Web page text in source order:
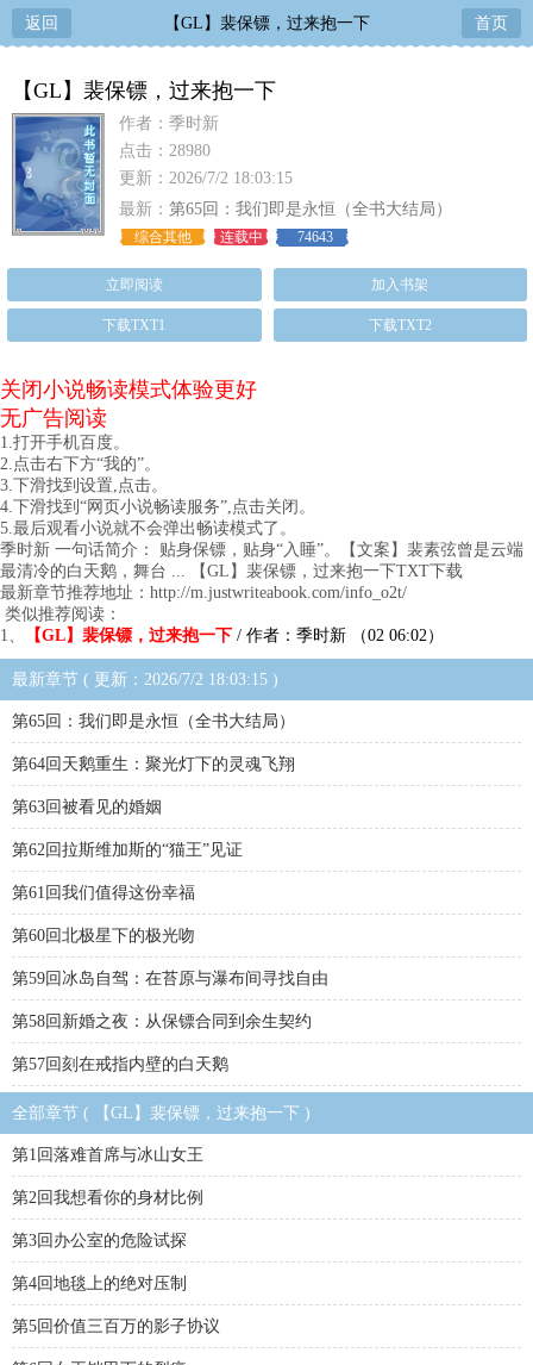
返回 【GL】裴保镖，过来抱一下 首页
【GL】裴保镖，过来抱一下
作者：季时新
点击：28980
更新：2026/7/2 18:03:15
最新： 第65回：我们即是永恒（全书大结局）
综合其他 连载中 74643
立即阅读 加入书架
下载TXT1 下载TXT2
关闭小说畅读模式体验更好
无广告阅读
1.打开手机百度。
2.点击右下方“我的”。
3.下滑找到设置,点击。
4.下滑找到“网页小说畅读服务”,点击关闭。
5.最后观看小说就不会弹出畅读模式了。
季时新 一句话简介： 贴身保镖，贴身“入睡”。【文案】裴素弦曾是云端
最清冷的白天鹅，舞台 ... 【GL】裴保镖，过来抱一下TXT下载
最新章节推荐地址：http://m.justwriteabook.com/info_o2t/
类似推荐阅读：
1、
【GL】裴保镖，过来抱一下 / 作者：季时新 （02 06:02）
最新章节 ( 更新：2026/7/2 18:03:15 )
第65回：我们即是永恒（全书大结局）
第64回天鹅重生：聚光灯下的灵魂飞翔
第63回被看见的婚姻
第62回拉斯维加斯的“猫王”见证
第61回我们值得这份幸福
第60回北极星下的极光吻
第59回冰岛自驾：在苔原与瀑布间寻找自由
第58回新婚之夜：从保镖合同到余生契约
第57回刻在戒指内壁的白天鹅
全部章节 ( 【GL】裴保镖，过来抱一下 )
第1回落难首席与冰山女王
第2回我想看你的身材比例
第3回办公室的危险试探
第4回地毯上的绝对压制
第5回价值三百万的影子协议